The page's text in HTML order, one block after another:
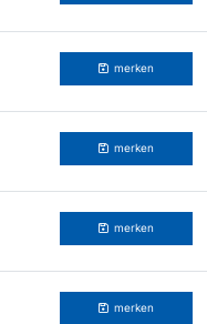
merken
merken
merken
merken